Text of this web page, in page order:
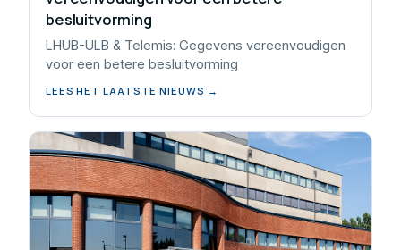
besluitvorming
LHUB-ULB & Telemis: Gegevens vereenvoudigen
voor een betere besluitvorming
LEES HET LAATSTE NIEUWS →